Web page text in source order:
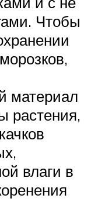
Чтобы
материал
растения,
влаги в